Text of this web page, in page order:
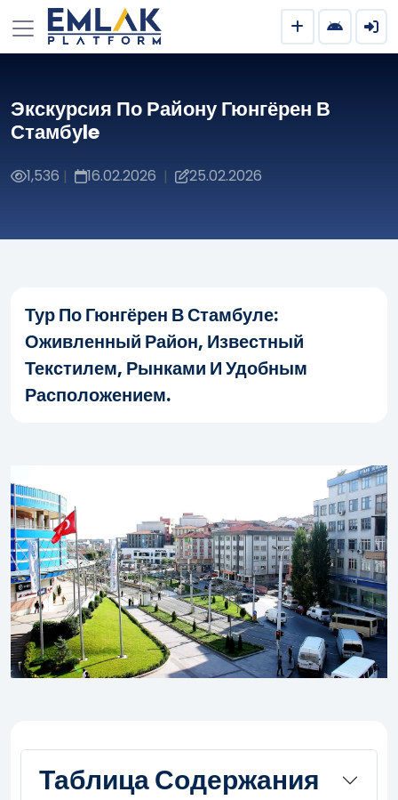
Экскурсия По Району Гюнгёрен В
Стамбуle
1,536 | 16.02.2026 | 25.02.2026
Тур По Гюнгёрен В Стамбуле:
Оживленный Район, Известный
Текстилем, Рынками И Удобным
Расположением.
Таблица Содержания